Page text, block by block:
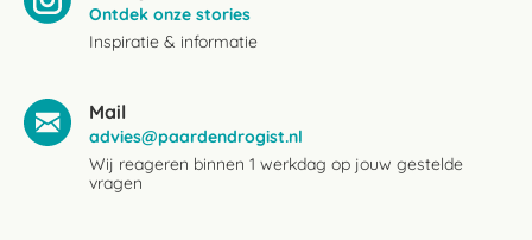
Ontdek onze stories
Inspiratie & informatie
Mail
advies@paardendrogist.nl
Wij reageren binnen 1 werkdag op jouw gestelde
vragen